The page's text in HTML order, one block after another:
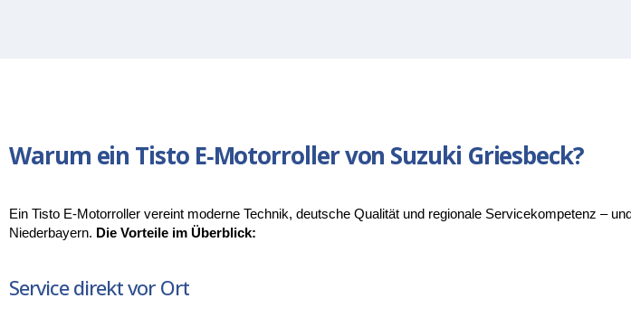
Warum ein Tisto E‑Motorroller von Suzuki Griesbeck?
Ein Tisto E‑Motorroller vereint moderne Technik, deutsche Qualität und regionale Servicekompetenz –
Niederbayern. Die Vorteile im Überblick:
Service direkt vor Ort